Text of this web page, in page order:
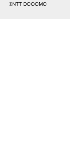
©NTT DOCOMO